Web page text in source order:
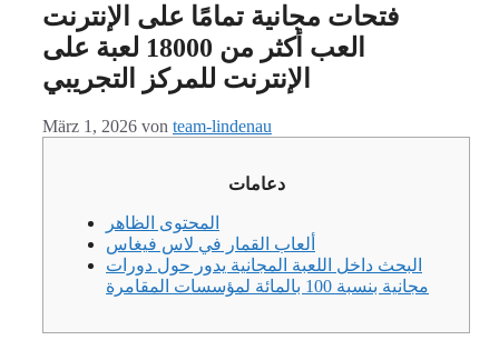
فتحات مجانية تمامًا على الإنترنت
العب أكثر من 18000 لعبة على
الإنترنت للمركز التجريبي
März 1, 2026 von team-lindenau
دعامات
المحتوى الظاهر
ألعاب القمار في لاس فيغاس
البحث داخل اللعبة المجانية يدور حول دورات
مجانية بنسبة 100 بالمائة لمؤسسات المقامرة